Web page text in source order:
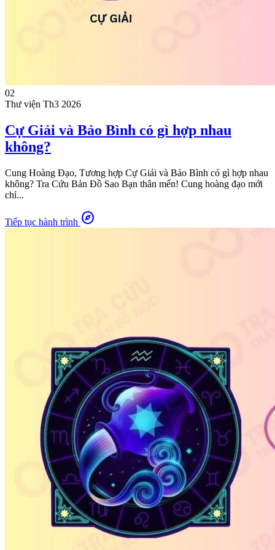
02
Thư viện Th3 2026
Cự Giải và Bảo Bình có gì hợp nhau
không?
Cung Hoàng Đạo, Tương hợp Cự Giải và Bảo Bình có gì hợp nhau
không? Tra Cứu Bản Đồ Sao Bạn thân mến! Cung hoàng đạo mới
chỉ...
Tiếp tục hành trình explore